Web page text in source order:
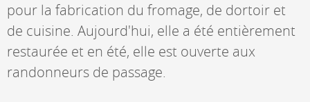
pour la fabrication du fromage, de dortoir et
de cuisine. Aujourd'hui, elle a été entièrement
restaurée et en été, elle est ouverte aux
randonneurs de passage.